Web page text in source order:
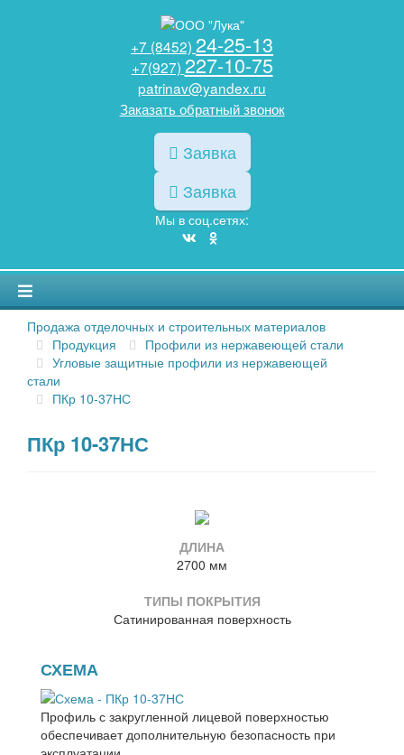
+7 (8452) 24-25-13
+7(927) 227-10-75
patrinav@yandex.ru
Заказать обратный звонок
Заявка
Заявка
Мы в соц.сетях:
Продажа отделочных и строительных материалов
Продукция
Профили из нержавеющей стали
Угловые защитные профили из нержавеющей
стали
ПКр 10-37НС
ПКр 10-37НС
ДЛИНА
2700 мм
ТИПЫ ПОКРЫТИЯ
Сатинированная поверхность
СХЕМА
Профиль с закругленной лицевой поверхностью
обеспечивает дополнительную безопасность при